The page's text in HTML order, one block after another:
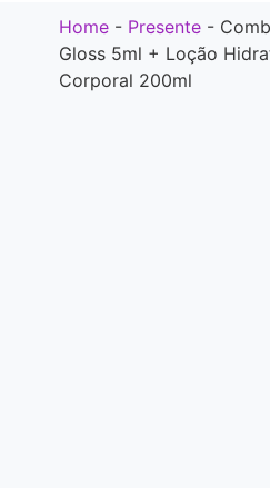
Home- Presente-
Gloss 5ml + Loção
Corporal 200ml